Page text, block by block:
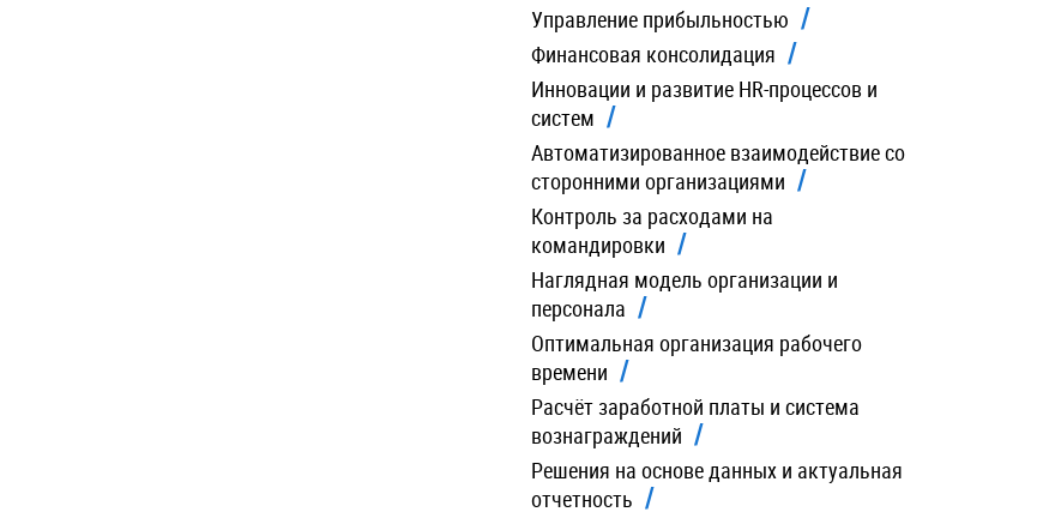
Управление прибыльностью
Финансовая консолидация
Инновации и развитие HR-процессов и
систем
Автоматизированное взаимодействие со
сторонними организациями
Контроль за расходами на
командировки
Наглядная модель организации и
персонала
Оптимальная организация рабочего
времени
Расчёт заработной платы и система
вознаграждений
Решения на основе данных и актуальная
отчетность